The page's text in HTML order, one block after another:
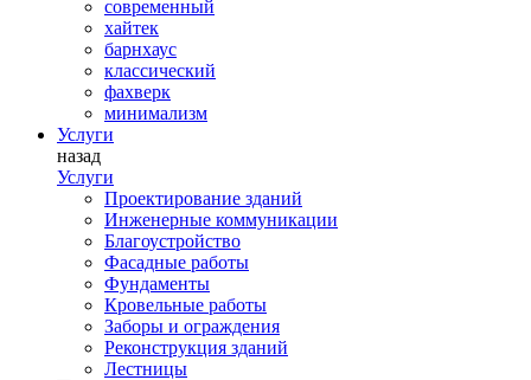
современный
хайтек
барнхаус
классический
фахверк
минимализм
Услуги
назад
Услуги
Проектирование зданий
Инженерные коммуникации
Благоустройство
Фасадные работы
Фундаменты
Кровельные работы
Заборы и ограждения
Реконструкция зданий
Лестницы